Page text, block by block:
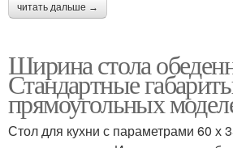
читать дальше →
Ширина стола
Стандартные
прямоугольных
Стол для кухни с параметрами 60 х